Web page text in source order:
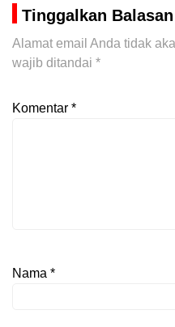
Tinggalkan Balasan
Alamat email Anda tidak
wajib ditandai *
Komentar *
Nama *